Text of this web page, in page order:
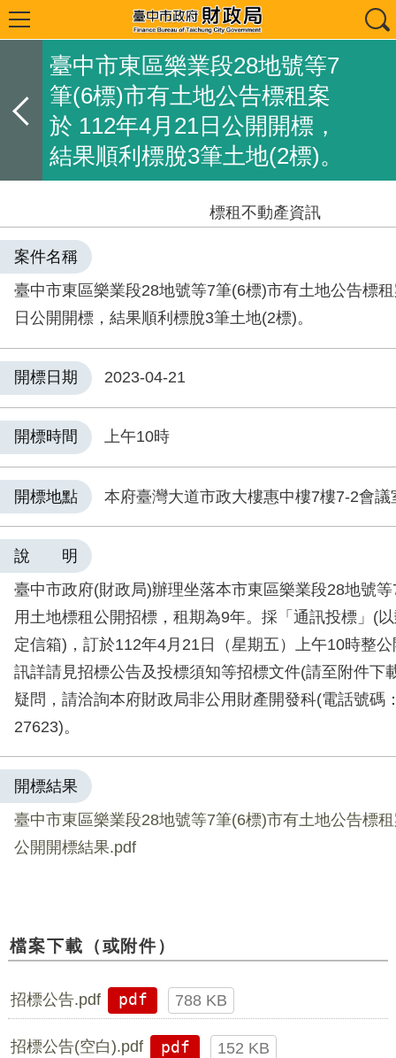
臺中市東區樂業段28地號等7
筆(6標)市有土地公告標租案
於 112年4月21日公開開標，
結果順利標脫3筆土地(2標)。
標租不動產資訊
案件名稱
臺中市東區樂業段28地號等7筆(6標)市有土地公告標
日公開開標，結果順利標脫3筆土地(2標)。
開標日期 2023-04-21
開標時間 上午10時
開標地點 本府臺灣大道市政大樓惠中樓7樓7-2會議
說 明
臺中市政府(財政局)辦理坐落本市東區樂業段28地號等
用土地標租公開招標，租期為9年。採「通訊投標」 (
定信箱) ，訂於112年4 月 21 日（星期五）上午10時整
訊詳請見招標公告及投標須知等招標文件(請至附件下
疑問，請洽詢本府財政局非公用財產開發科(電話號碼
27623)。
開標結果
臺中市東區樂業段28地號等7筆(6標)市有土地公告標
公開開標結果.pdf
檔案下載（或附件）
招標公告.pdf pdf 788 KB
招標公告(空白).pdf pdf 152 KB